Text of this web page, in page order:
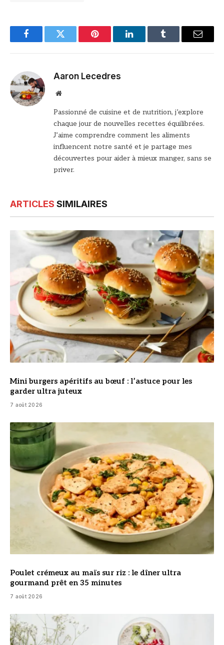
FacebookTwitter Pinterest LinkedInTumblr Email
Aaron Lecedres
Site
Passionné de cuisine et de nutrition, j’explore
chaque jour de nouvelles recettes équilibrées.
J’aime comprendre comment les aliments
influencent notre santé et je partage mes
découvertes pour aider à mieux manger, sans se
priver.
ARTICLES SIMILAIRES
© DR
Mini burgers apéritifs au bœuf : l’astuce pour les
garder ultra juteux
7 août 2026
© DR
Poulet crémeux au maïs sur riz : le dîner ultra
gourmand prêt en 35 minutes
7 août 2026
© DR